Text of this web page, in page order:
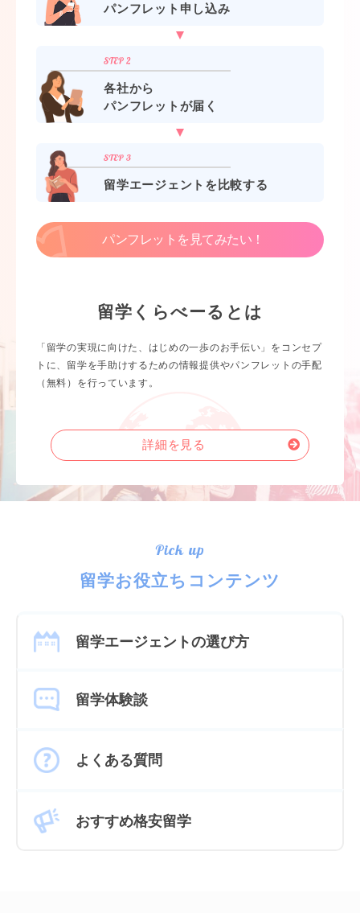
パンフレット申し込み
各社から
パンフレットが届く
留学エージェントを比較する
パンフレットを見てみたい！
留学くらべーるとは
「留学の実現に向けた、はじめの一歩のお手伝い」をコンセプ
トに、留学を手助けするための情報提供やパンフレットの手配
（無料）を行っています。
詳細を見る
Pick up
留学お役立ちコンテンツ
留学エージェントの選び方
留学体験談
よくある質問
おすすめ格安留学